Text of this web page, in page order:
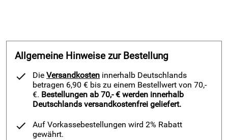
Allgemeine Hinweise zur Bestellung
Die Versandkosten innerhalb Deutschlands
betragen 6,90 € bis zu einem Bestellwert von 70,-
€. Bestellungen ab 70,- € werden innerhalb
Deutschlands versandkostenfrei geliefert.
Auf Vorkassebestellungen wird 2% Rabatt
gewährt.